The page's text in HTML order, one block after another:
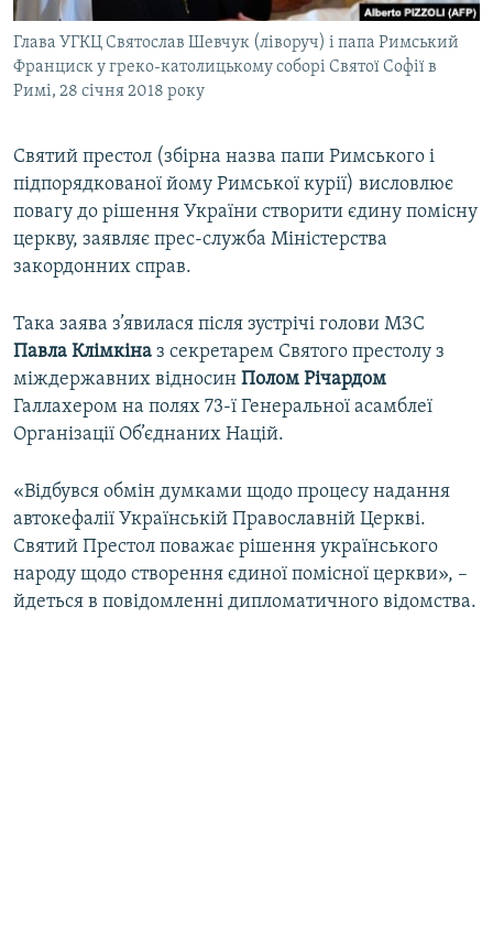
СВІДЧЕННЯ ОКУПАЦІЇ
УКРАЇНСЬКА ПРОБЛЕМА КРИМУ
ІНФОГРАФІКА
Qırımtatar
ДОЛУЧАЙСЯ!
Усі сайти RFE/RL
Глава УГКЦ Святослав Шевчук (ліворуч) і папа Римський
Франциск у греко-католицькому соборі Святої Софії в
Римі, 28 січня 2018 року
Святий престол (збірна назва папи Римського і
підпорядкованої йому Римської курії) висловлює
повагу до рішення України створити єдину помісну
церкву, заявляє прес-служба Міністерства
закордонних справ.
Така заява з’явилася після зустрічі голови МЗС
Павла Клімкіна з секретарем Святого престолу з
міждержавних відносин Полом Річардом
Галлахером на полях 73-ї Генеральної асамблеї
Організації Об’єднаних Націй.
«Відбувся обмін думками щодо процесу надання
автокефалії Українській Православній Церкві.
Святий Престол поважає рішення українського
народу щодо створення єдиної помісної церкви», –
йдеться в повідомленні дипломатичного відомства.